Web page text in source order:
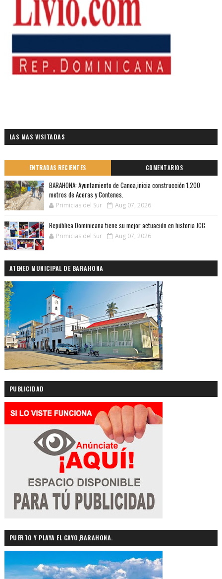
LAS MAS VISITADAS
ENTRADAS RECIENTES COMENTARIOS
BARAHONA: Ayuntamiento de Canoa,inicia construcción 1,200
metros de Aceras y Contenes.
Primicias del Sur Aug 07, 2026
República Dominicana tiene su mejor actuación en historia JCC.
Primicias del Sur Aug 07, 2026
ATENEO MUNICIPAL DE BARAHONA
PUBLICIDAD
PUERTO Y PLAYA EL CAYO,BARAHONA.